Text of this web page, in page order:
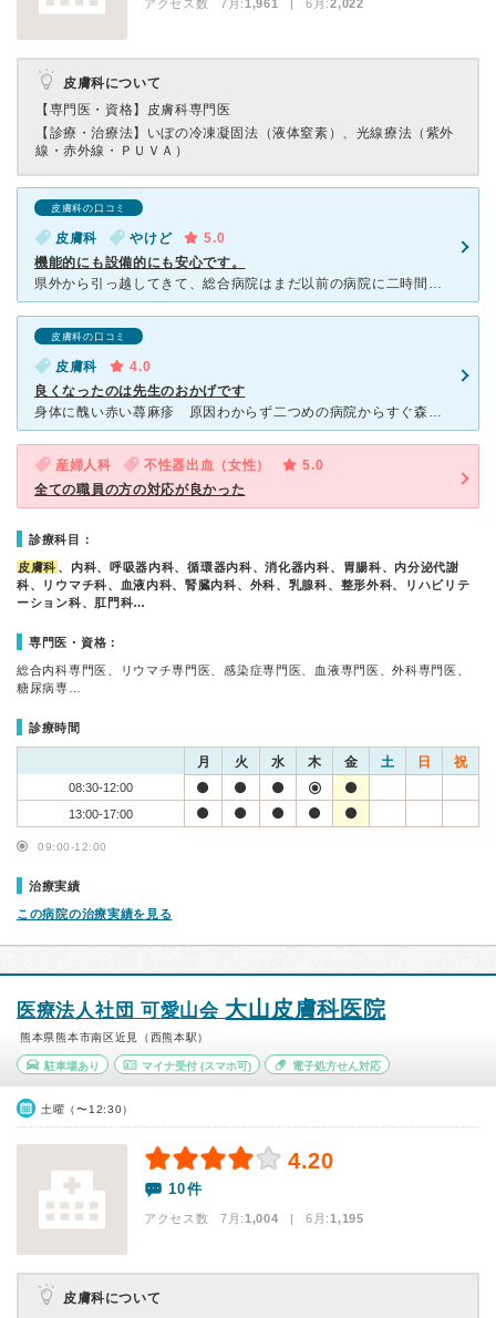
アクセス数 7月:1,961 | 6月:2,022
皮膚科について
【専門医・資格】 皮膚科専門医
【診療・治療法】 いぼの冷凍凝固法（液体窒素）、光線療法（紫外
線・赤外線・ＰＵＶＡ）
皮膚科の口コミ
皮膚科 やけど
5.0
機能的にも設備的にも安心です。
県外から引っ越してきて、総合病院はまだ以前の病院に二時間かけて、診察に通っています。 甲状腺癌の経過観察のため、新たな病院探しは大変です。 今回、手術後の知覚麻痺があるところが低温火傷になってしま
皮膚科の口コミ
皮膚科
4.0
良くなったのは先生のおかげです
身体に醜い赤い蕁麻疹 原因わからず二つめの病院からすぐ森都総合病院にいきなさいと言われ森都総合病院へ 整理券とって初診は3時間くらい待ちました 廊下にも患者さんたくさん やっと自分の番来たときは待ちく
産婦人科 不性器出血（女性）
5.0
全ての職員の方の対応が良かった
診療科目：
皮膚科 、内科、呼吸器内科、循環器内科、消化器内科、胃腸科、内分泌代謝
科、リウマチ科、血液内科、腎臓内科、外科、乳腺科、整形外科、リハビリテ
ーション科、肛門科…
専門医・資格：
総合内科専門医、リウマチ専門医、感染症専門医、血液専門医、外科専門医、
糖尿病専…
診療時間
月 火 水 木 金 土 日 祝
08:30-12:00
13:00-17:00
09:00-12:00
治療実績
この病院の治療実績を見る
医療法人社団 可愛山会 大山皮膚科医院
熊本県熊本市南区近見（西熊本駅）
駐車場あり マイナ受付(スマホ可) 電子処方せん対応
土曜（〜12:30）
4.20
10件
アクセス数 7月:1,004 | 6月:1,195
皮膚科について